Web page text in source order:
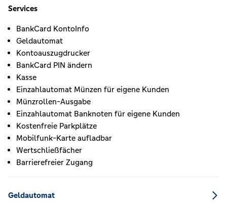
Services
BankCard KontoInfo
Geldautomat
Kontoauszugdrucker
BankCard PIN ändern
Kasse
Einzahlautomat Münzen für eigene Kunden
Münzrollen-Ausgabe
Einzahlautomat Banknoten für eigene Kunden
Kostenfreie Parkplätze
Mobilfunk-Karte aufladbar
Wertschließfächer
Barrierefreier Zugang
Geldautomat